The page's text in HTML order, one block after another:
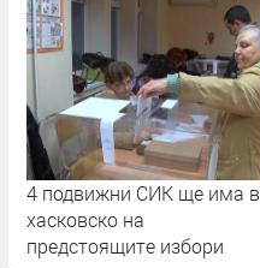
4 подвижни СИК ще има в
хасковско на
предстоящите избори